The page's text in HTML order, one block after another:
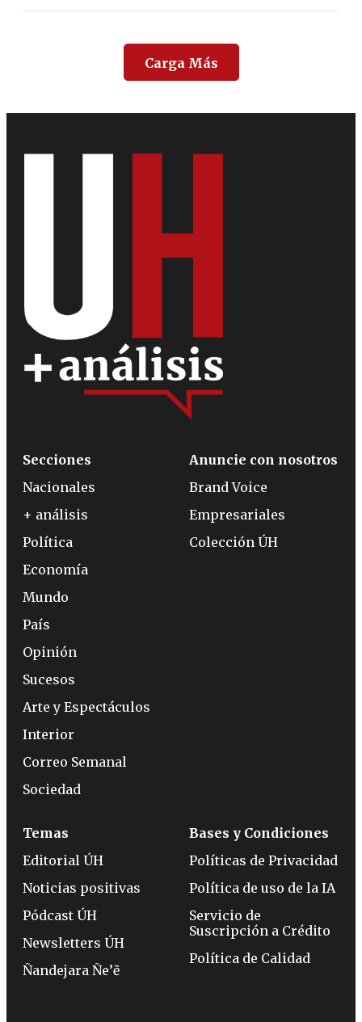
Carga Más
Secciones
Nacionales
+ análisis
Política
Economía
Mundo
País
Opinión
Sucesos
Arte y Espectáculos
Interior
Correo Semanal
Sociedad
Anuncie con nosotros
Brand Voice
Empresariales
Colección ÚH
Temas
Editorial ÚH
Noticias positivas
Pódcast ÚH
Newsletters ÚH
Ñandejara Ñe’ẽ
Bases y Condiciones
Políticas de Privacidad
Política de uso de la IA
Servicio de
Suscripción a Crédito
Política de Calidad